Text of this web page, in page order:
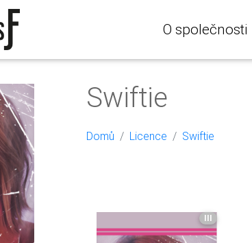
O společnosti
Swiftie
Domů Licence Swiftie
III